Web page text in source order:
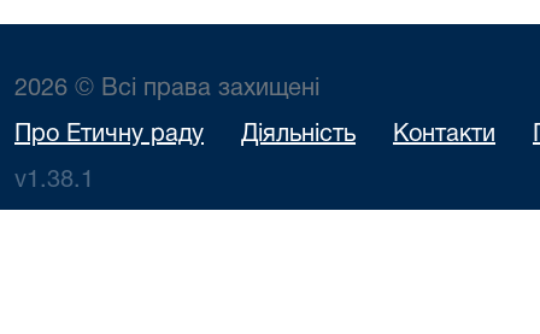
2026 © Всі права захищені
Про Етичну раду Діяльність Контакти
v1.38.1